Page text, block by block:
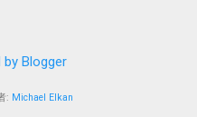
何を求めているのかに耳を
パク質を、というように自
能です。この記事では、あ
ための考え方について詳し
く続けられるエクササイズ
を目指すパーソナルトレー
指す無料体験はこちら] 健
by Blogger
: Michael Elkan